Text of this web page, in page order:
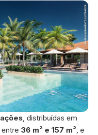
, distribuídas em
36 m² e 157 m² , e